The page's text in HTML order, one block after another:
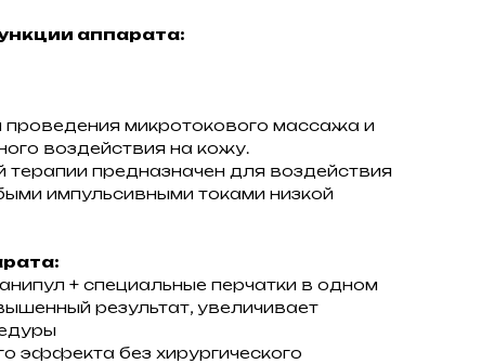
аппарата:
проведения микротокового массажа и
воздействия на кожу.
терапии предназначен для воздействия
импульсивными токами низкой
+ специальные перчатки в одном
результат, увеличивает
эффекта без хирургического